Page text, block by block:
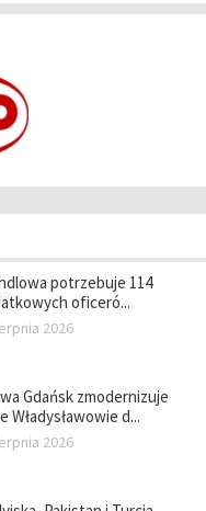
potrzebuje 114
oficeró...
2026
Gdańsk zmodernizuje
Władysławowie d...
2026